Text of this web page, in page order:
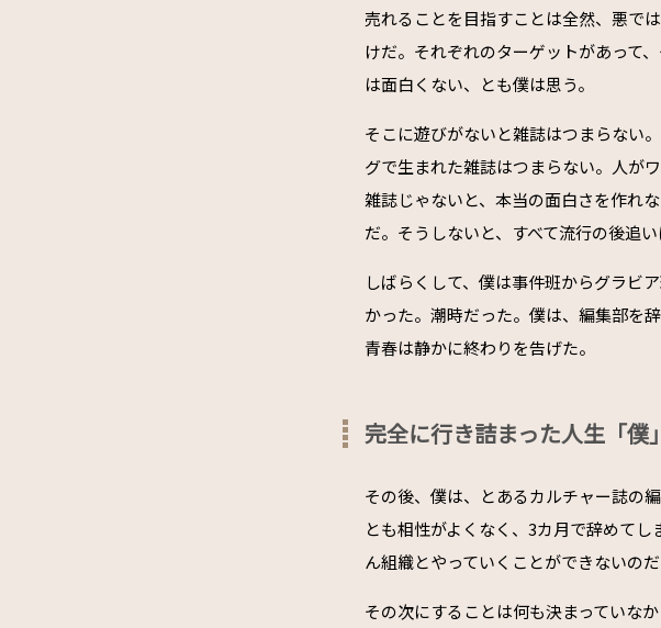
売れることを目指すことは全然、悪で
けだ。それぞれのターゲットがあって
は面白くない、とも僕は思う。
そこに遊びがないと雑誌はつまらない
グで生まれた雑誌はつまらない。人が
雑誌じゃないと、本当の面白さを作れ
だ。そうしないと、すべて流行の後追
しばらくして、僕は事件班からグラビ
かった。潮時だった。僕は、編集部を
青春は静かに終わりを告げた。
完全に行き詰まった人生「
その後、僕は、とあるカルチャー誌の
とも相性がよくなく、3カ月で辞めて
ん組織とやっていくことができないの
その次にすることは何も決まっていな